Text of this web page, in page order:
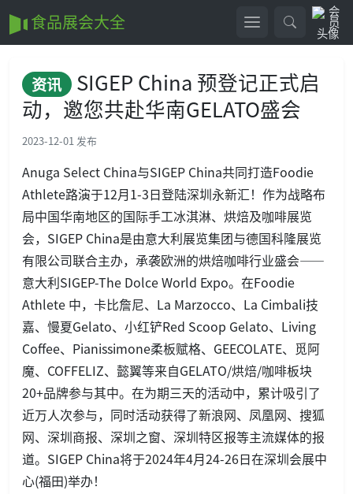
食品展会大全
资讯 SIGEP China 预登记正式启
动，邀您共赴华南GELATO盛会
2023-12-01 发布
Anuga Select China与SIGEP China共同打造Foodie
Athlete路演于12月1-3日登陆深圳永新汇！作为战略布
局中国华南地区的国际手工冰淇淋、烘焙及咖啡展览
会，SIGEP China是由意大利展览集团与德国科隆展览
有限公司联合主办，承袭欧洲的烘焙咖啡行业盛会——
意大利SIGEP-The Dolce World Expo。在Foodie
Athlete 中， 卡比詹尼、La Marzocco、La Cimbali技
嘉、慢夏Gelato、小红铲Red Scoop Gelato、Living
Coffee、Pianissimone柔板赋格、GEECOLATE、觅阿
魔、COFFELIZ、懿翼等来自GELATO/烘焙/咖啡板块
20+品牌参与其中。在为期三天的活动中，累计吸引了
近万人次参与，同时活动获得了新浪网、凤凰网、搜狐
网、深圳商报、深圳之窗、深圳特区报等主流媒体的报
道。SIGEP China将于2024年4月24-26日在深圳会展中
心(福田)举办！